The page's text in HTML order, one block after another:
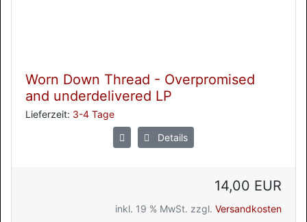
Worn Down Thread - Overpromised
and underdelivered LP
Lieferzeit: 3-4 Tage
Details
14,00 EUR
inkl. 19 % MwSt. zzgl. Versandkosten